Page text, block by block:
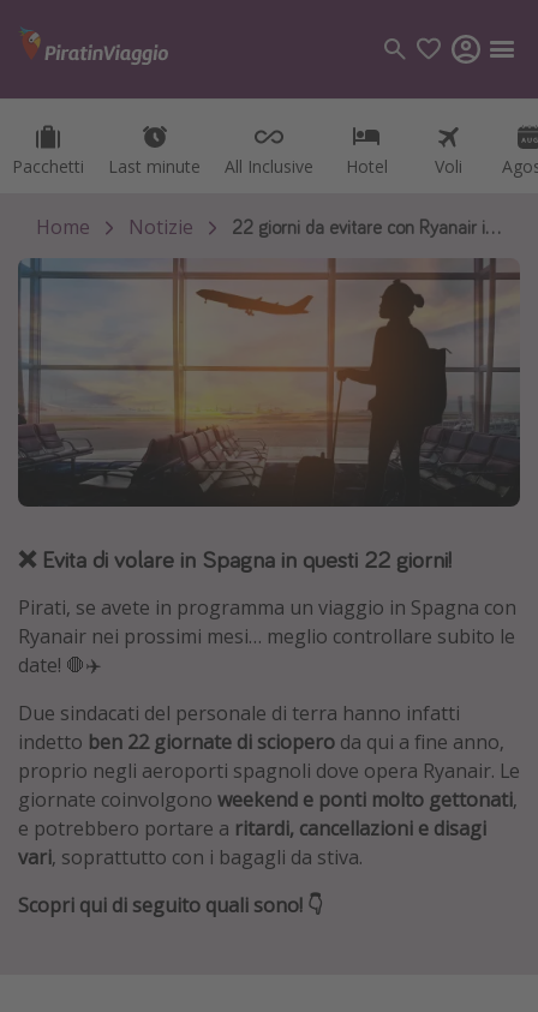
Pacchetti Last minute All Inclusive Hotel Voli
Pacchetti Last minute All Inclusive Hotel Voli
Categorie
Voli
Hotel
Destinazioni
Tutte le destinazioni
Grecia
Baleari
Egitto
Malta
Canarie
Capo Verde
Tipo di vacanza
Vacanze last minute
Home Notizie 22 giorni da evitare con Ryanair in Spagna nel 2025
❌ Evita di volare in Spagna in questi 22 giorni!
Pirati, se avete in programma un viaggio in Spagna con
Ryanair nei prossimi mesi… meglio controllare subito le
date! 🛑✈️
Due sindacati del personale di terra hanno infatti
indetto ben 22 giornate di sciopero da qui a fine anno,
proprio negli aeroporti spagnoli dove opera Ryanair. Le
giornate coinvolgono weekend e ponti molto gettonati,
e potrebbero portare a ritardi, cancellazioni e disagi
vari, soprattutto con i bagagli da stiva.
Scopri qui di seguito quali sono! 👇